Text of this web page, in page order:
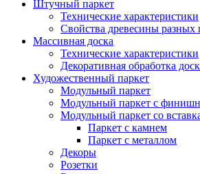
Штучный паркет
Технические характеристики
Свойства древесины разных
Массивная доска
Технические характеристики
Декоративная обработка
Художественный паркет
Модульный паркет
Модульный паркет с
Модульный паркет со
Паркет с камнем
Паркет с металлом
Декоры
Розетки